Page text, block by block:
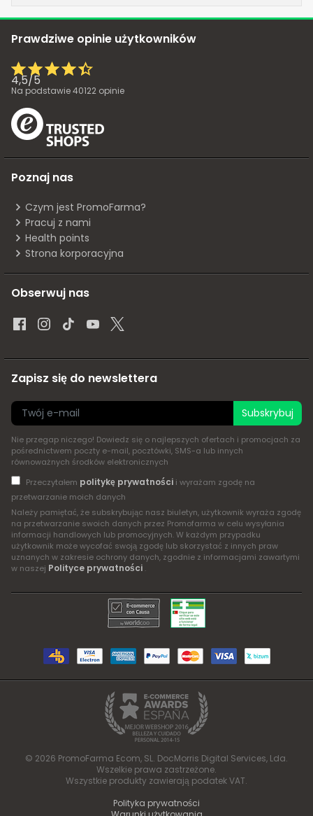
Prawdziwe opinie użytkowników
4,5/5
Na podstawie40122 opinie
Poznaj nas
Czym jest PromoFarma?
Pracuj z nami
Health points
Strona korporacyjna
Obserwuj nas
Zapisz się do newslettera
Subskrybuj
Nie przegap niczego! Dowiedz się o najlepszych ofertach i promocjach za
pośrednictwem poczty e-mail, pocztówki, SMS-a lub innych
równoważnych środków elektronicznych
Przeczytałem politykę prywatnościi wyrażam zgodę na
przetwarzanie moich danych
Należy pamiętać, że subskrybując nasz biuletyn, użytkownik wyraża zgodę
na przetwarzanie swoich danych przez Promofarma w celu wysyłania
informacji handlowych lub promocyjnych. W każdym przypadku
użytkownik może wycofać swoją zgodę lub skorzystać z innych praw
uznanych w zakresie ochrony danych, zgodnie z informacjami zawartymi
w naszej Polityce prywatności .
© 2026 PromoFarma Ecom, SL. DocMorris Digital Services, Lda.
Wszelkie prawa zastrzeżone.
Wszystkie produkty zawierają podatek VAT.
Polityka prywatności